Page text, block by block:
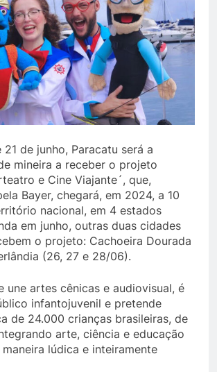
de junho, Paracatu será a
mineira a receber o projeto
e Cine Viajante´, que,
Bayer, chegará, em 2024, a 10
nacional, em 4 estados
em junho, outras duas cidades
o projeto: Cachoeira Dourada
(26, 27 e 28/06).
une artes cênicas e audiovisual, é
infantojuvenil e pretende
de 24.000 crianças brasileiras, de
arte, ciência e educação
lúdica e inteiramente